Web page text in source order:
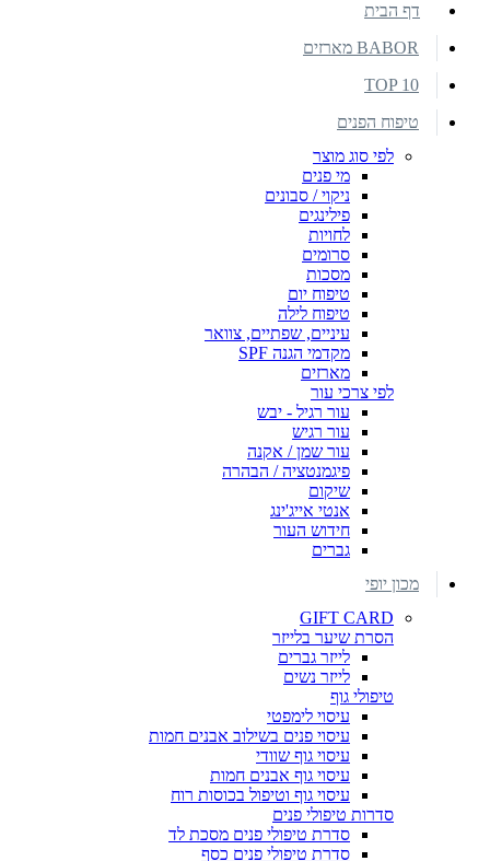
דף הבית
BABOR מארזים
TOP 10
טיפוח הפנים
לפי סוג מוצר
מי פנים
ניקוי / סבונים
פילינגים
לחויות
סרומים
מסכות
טיפוח יום
טיפוח לילה
עיניים, שפתיים, צוואר
מקדמי הגנה SPF
מארזים
לפי צרכי עור
עור רגיל - יבש
עור רגיש
עור שמן / אקנה
פיגמנטציה / הבהרה
שיקום
אנטי אייג'ינג
חידוש העור
גברים
מכון יופי
GIFT CARD
הסרת שיער בלייזר
לייזר גברים
לייזר נשים
טיפולי גוף
עיסוי לימפטי
עיסוי פנים בשילוב אבנים חמות
עיסוי גוף שוודי
עיסוי גוף אבנים חמות
עיסוי גוף וטיפול בכוסות רוח
סדרות טיפולי פנים
סדרת טיפולי פנים מסכת לד
סדרת טיפולי פנים כסף